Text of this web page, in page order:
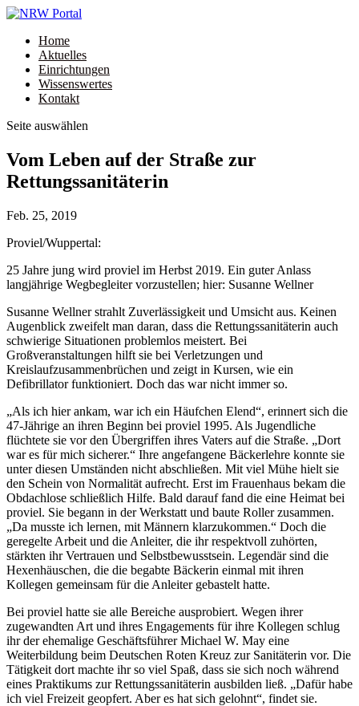
Home
Aktuelles
Einrichtungen
Wissenswertes
Kontakt
Seite auswählen
Vom Leben auf der Straße zur
Rettungssanitäterin
Feb. 25, 2019
Proviel/Wuppertal:
25 Jahre jung wird proviel im Herbst 2019. Ein guter Anlass
langjährige Wegbegleiter vorzustellen; hier: Susanne Wellner
Susanne Wellner strahlt Zuverlässigkeit und Umsicht aus. Keinen
Augenblick zweifelt man daran, dass die Rettungssanitäterin auch
schwierige Situationen problemlos meistert. Bei
Großveranstaltungen hilft sie bei Verletzungen und
Kreislaufzusammenbrüchen und zeigt in Kursen, wie ein
Defibrillator funktioniert. Doch das war nicht immer so.
„Als ich hier ankam, war ich ein Häufchen Elend“, erinnert sich die
47-Jährige an ihren Beginn bei proviel 1995. Als Jugendliche
flüchtete sie vor den Übergriffen ihres Vaters auf die Straße. „Dort
war es für mich sicherer.“ Ihre angefangene Bäckerlehre konnte sie
unter diesen Umständen nicht abschließen. Mit viel Mühe hielt sie
den Schein von Normalität aufrecht. Erst im Frauenhaus bekam die
Obdachlose schließlich Hilfe. Bald darauf fand die eine Heimat bei
proviel. Sie begann in der Werkstatt und baute Roller zusammen.
„Da musste ich lernen, mit Männern klarzukommen.“ Doch die
geregelte Arbeit und die Anleiter, die ihr respektvoll zuhörten,
stärkten ihr Vertrauen und Selbstbewusstsein. Legendär sind die
Hexenhäuschen, die die begabte Bäckerin einmal mit ihren
Kollegen gemeinsam für die Anleiter gebastelt hatte.
Bei proviel hatte sie alle Bereiche ausprobiert. Wegen ihrer
zugewandten Art und ihres Engagements für ihre Kollegen schlug
ihr der ehemalige Geschäftsführer Michael W. May eine
Weiterbildung beim Deutschen Roten Kreuz zur Sanitäterin vor. Die
Tätigkeit dort machte ihr so viel Spaß, dass sie sich noch während
eines Praktikums zur Rettungssanitäterin ausbilden ließ. „Dafür habe
ich viel Freizeit geopfert. Aber es hat sich gelohnt“, findet sie.